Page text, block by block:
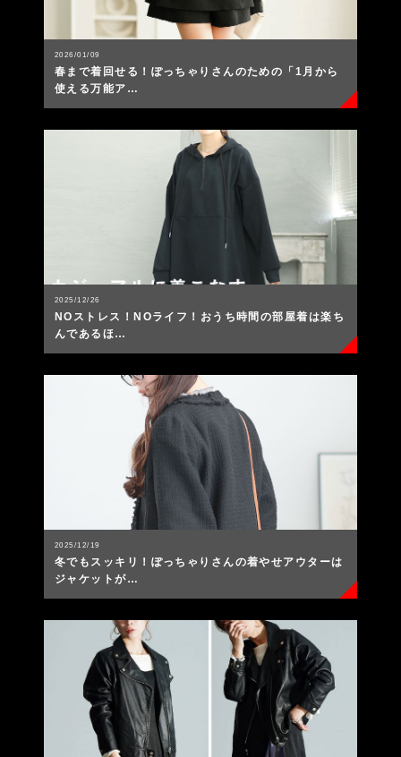
2026/01/09
春まで着回せる！ぽっちゃりさんのための「1月から
使える万能ア…
2025/12/26
NOストレス！NOライフ！おうち時間の部屋着は楽ち
んであるほ…
2025/12/19
冬でもスッキリ！ぽっちゃりさんの着やせアウターは
ジャケットが…